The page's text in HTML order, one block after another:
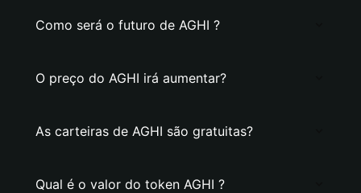
Como será o futuro de AGHI ?
O preço do AGHI irá aumentar?
As carteiras de AGHI são gratuitas?
Qual é o valor do token AGHI ?